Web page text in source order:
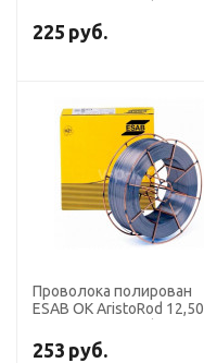
18 кг)
225 руб.
Проволока полирован
ESAB OK AristoRod 12,50
кг)
253 руб.